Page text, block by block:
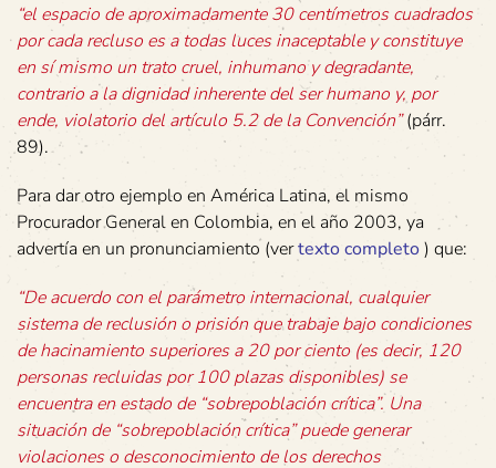
“el espacio de aproximadamente 30 centímetros cuadrados
por cada recluso es a todas luces inaceptable y constituye
en sí mismo un trato cruel, inhumano y degradante,
contrario a la dignidad inherente del ser humano y, por
ende, violatorio del artículo 5.2 de la Convención”(párr.
89).
Para dar otro ejemplo en América Latina, el mismo
Procurador General en Colombia, en el año 2003, ya
advertía en un pronunciamiento (vertexto completo ) que:
“De acuerdo con el parámetro internacional, cualquier
sistema de reclusión o prisión que trabaje bajo condiciones
de hacinamiento superiores a 20 por ciento (es decir, 120
personas recluidas por 100 plazas disponibles) se
encuentra en estado de “sobrepoblación crítica”. Una
situación de “sobrepoblación crítica” puede generar
violaciones o desconocimiento de los derechos